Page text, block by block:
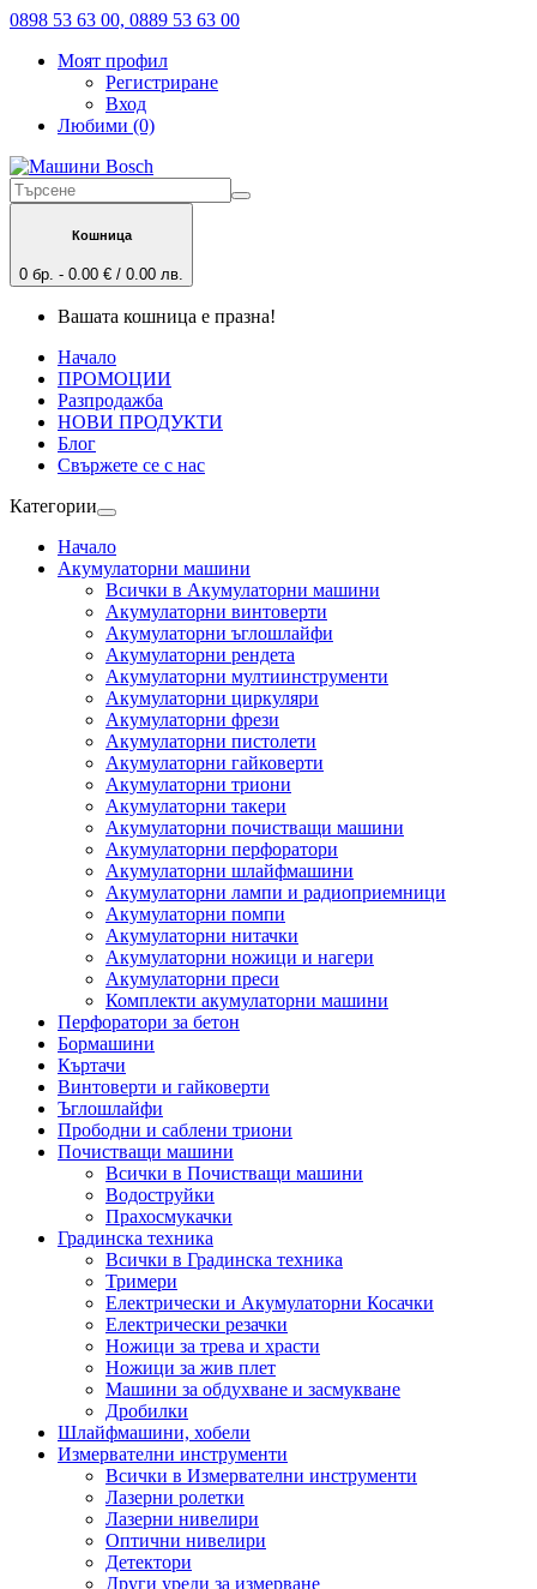
0898 53 63 00, 0889 53 63 00
Моят профил
Регистриране
Вход
Любими (0)
Кошница
0 бр. - 0.00 € / 0.00 лв.
Вашата кошница е празна!
Начало
ПРОМОЦИИ
Разпродажба
НОВИ ПРОДУКТИ
Блог
Свържете се с нас
Категории
Начало
Акумулаторни машини
Всички в Акумулаторни машини
Акумулаторни винтоверти
Акумулаторни ъглошлайфи
Акумулаторни рендета
Акумулаторни мултиинструменти
Акумулаторни циркуляри
Акумулаторни фрези
Акумулаторни пистолети
Акумулаторни гайковерти
Акумулаторни триони
Акумулаторни такери
Акумулаторни почистващи машини
Акумулаторни перфоратори
Акумулаторни шлайфмашини
Акумулаторни лампи и радиоприемници
Акумулаторни помпи
Акумулаторни нитачки
Акумулаторни ножици и нагери
Акумулаторни преси
Комплекти акумулаторни машини
Перфоратори за бетон
Бормашини
Къртачи
Винтоверти и гайковерти
Ъглошлайфи
Прободни и саблени триони
Почистващи машини
Всички в Почистващи машини
Водоструйки
Прахосмукачки
Градинска техника
Всички в Градинска техника
Тримери
Електрически и Акумулаторни Косачки
Електрически резачки
Ножици за трева и храсти
Ножици за жив плет
Машини за обдухване и засмукване
Дробилки
Шлайфмашини, хобели
Измервателни инструменти
Всички в Измервателни инструменти
Лазерни ролетки
Лазерни нивелири
Оптични нивелири
Детектори
Други уреди за измерване